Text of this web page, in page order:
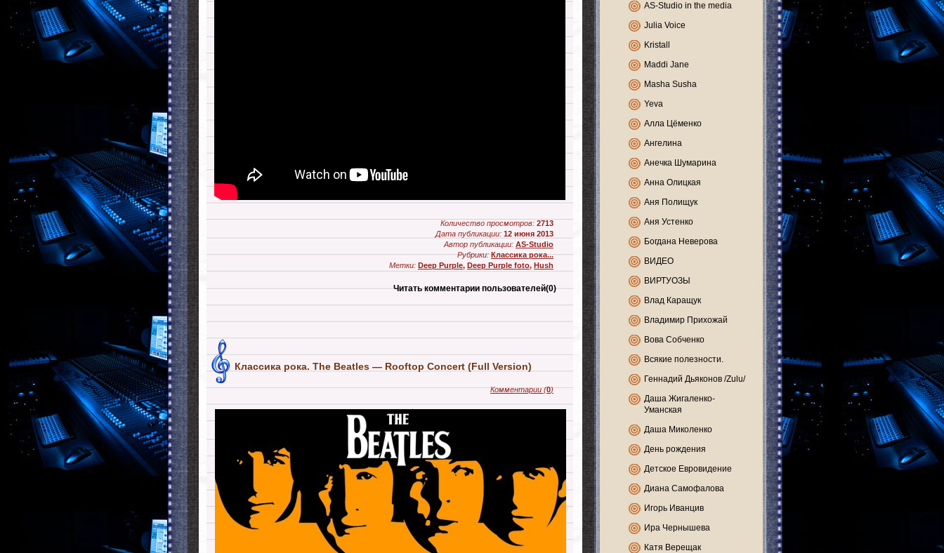
AS-Studio in the media
Julia Voice
Kristall
Maddi Jane
Masha Susha
Yeva
Алла Цёменко
Ангелина
Анечка Шумарина
Анна Олицкая
Аня Полищук
Аня Устенко
Богдана Неверова
ВИДЕО
ВИРТУОЗЫ
Влад Каращук
Владимир Прихожай
Вова Собченко
Всякие полезности.
Геннадий Дьяконов /Zulu/
Даша Жигаленко-
Уманская
Даша Миколенко
День рождения
Детское Евровидение
Диана Самофалова
Игорь Иванцив
Ира Чернышева
Катя Верещак
Количество просмотров: 2713
Дата публикации: 12 июня 2013
Автор публикации: AS-Studio
Рубрики: Классика рока...
Метки: Deep Purple, Deep Purple foto, Hush
Читать комментарии пользователей(0)
Классика рока. The Beatles — Rooftop Concert (Full Version)
Комментарии (0)